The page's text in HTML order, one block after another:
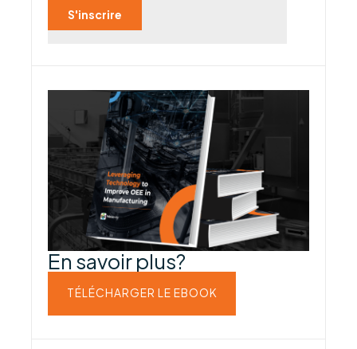
En savoir plus?
TÉLÉCHARGER LE EBOOK